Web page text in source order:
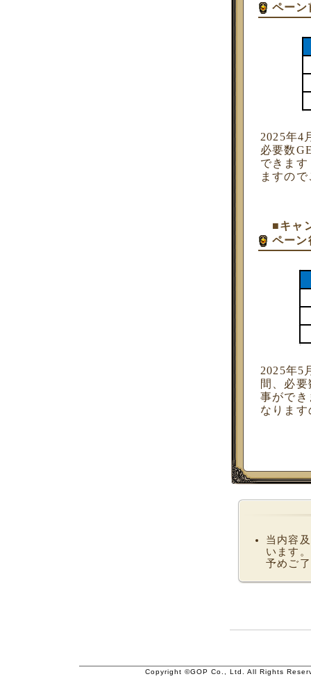
ペーン
2025年4
必要数
できま
ますの
■キャ
ペーン
2025年5
間、必
事がで
なりま
当内容
います。
予めご
Copyright ©GOP Co., Ltd. All Rights